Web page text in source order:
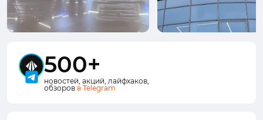
500+
новостей, акций, лайфхаков,
обзоров в Telegram